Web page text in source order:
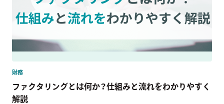
財務
ファクタリングとは何か？仕組みと流れをわかりやすく
解説